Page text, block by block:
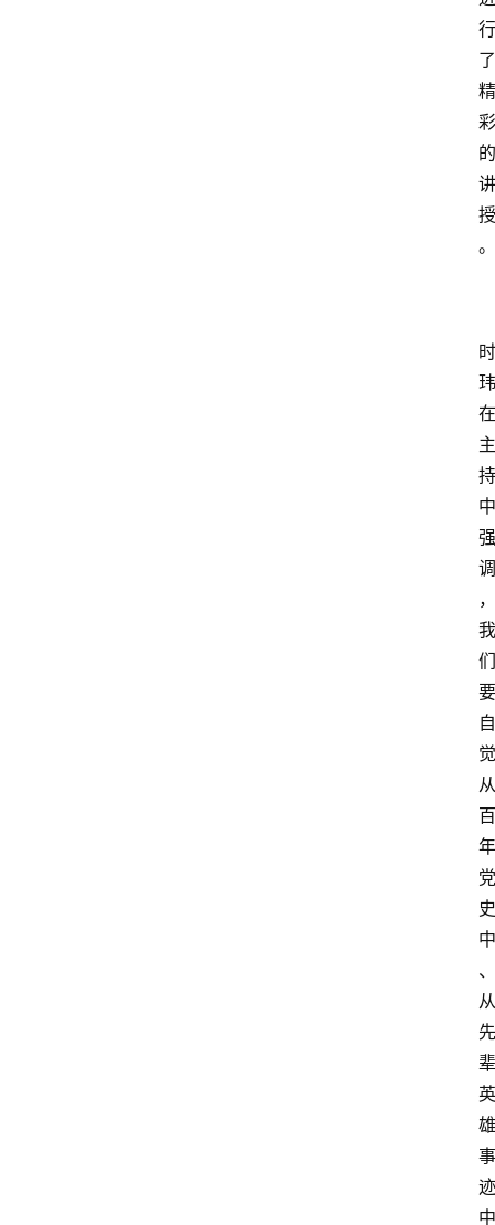
行
了
精
彩
的
讲
授
。
时
玮
在
主
持
中
强
调
，
我
们
要
自
觉
从
百
年
党
史
中
、
从
先
辈
英
雄
事
迹
中